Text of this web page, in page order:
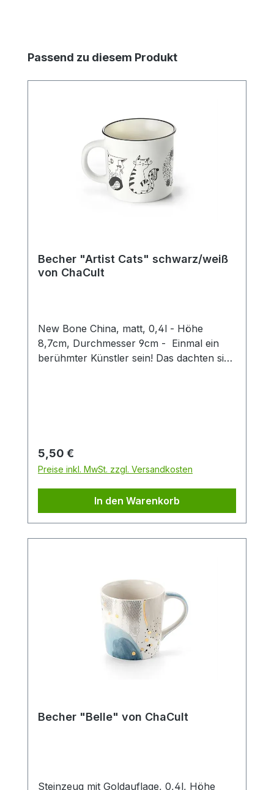
Produktgalerie überspringen
Passend zu diesem Produkt
Becher "Artist Cats" schwarz/weiß
von ChaCult
New Bone China, matt, 0,4l - Höhe
8,7cm, Durchmesser 9cm - Einmal ein
berühmter Künstler sein! Das dachten sich
charmant mit verspielten Katzenfiguren
verbindet. Ideal für Kunstliebhaber,
Katzenfreunde oder als originelles
Geschenk. Die dezente schwarz-weiß
Optik des Designs, in feiner
Strichzeichnung, hält sich hierbei durch
Platz um ihre Strahlkraft zu entfalten. Der
Becher verfügt über eine mittlere
Füllmenge von 0,4 l und ist somit der
ideale Allrounder für den Genuss diverser
Heißgetränke. Die Artikelform erinnert an
einen Emaillebecher und unterstreicht
durch dieses nostalgische Stilelement im
SpülmaschinengeeignetMikrowellenfest
Regulärer Preis:
5,50 €
Preise inkl. MwSt. zzgl. Versandkosten
In den Warenkorb
Becher "Belle" von ChaCult
Steinzeug mit Goldauflage, 0,4l, Höhe